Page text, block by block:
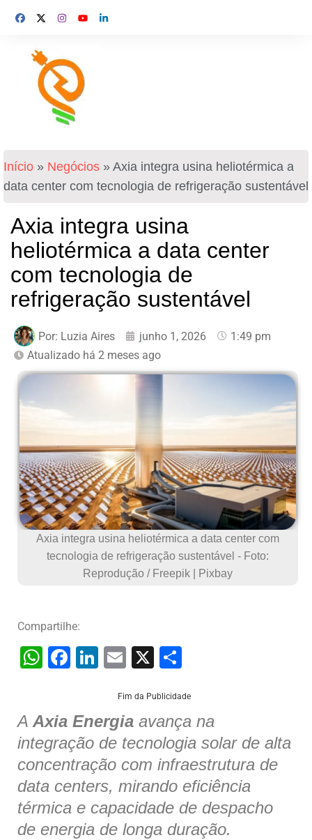
Início » Negócios » Axia integra usina heliotérmica a
data center com tecnologia de refrigeração sustentável
Axia integra usina
heliotérmica a data center
com tecnologia de
refrigeração sustentável
Por: Luzia Aires junho 1, 2026
1:49 pm
Atualizado há 2 meses ago
Axia integra usina heliotérmica a data center com
tecnologia de refrigeração sustentável - Foto:
Reprodução / Freepik | Pixbay
Compartilhe:
W
s
A
p
p
F
e
b
o
o
k
Li
e
dI
n
E
ai
l
X
ar
e
Fim da Publicidade
A Axia Energia avança na
integração de tecnologia solar de alta
concentração com infraestrutura de
data centers, mirando eficiência
térmica e capacidade de despacho
de energia de longa duração.